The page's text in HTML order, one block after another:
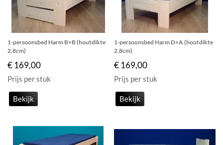
1-persoonsbed Harm B+B (houtdikte
2,8cm)
€ 169,00
Prijs per stuk
Bekijk
1-persoonsbed Harm D+A (houtdikte
2,8cm)
€ 169,00
Prijs per stuk
Bekijk